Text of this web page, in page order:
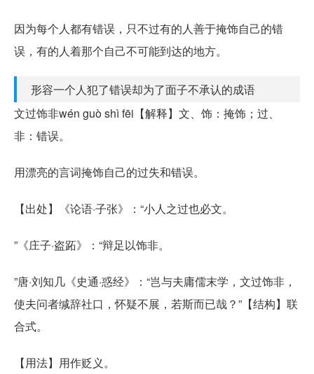
因为每个人都有错误，只不过有的人善于掩饰自己的错
误，有的人着那个自己不可能到达的地方。
形容一个人犯了错误却为了面子不承认的成语
文过饰非wén guò shì fēi【解释】文、饰：掩饰；过、
非：错误。
用漂亮的言词掩饰自己的过失和错误。
【出处】《论语·子张》：“小人之过也必文。
”《庄子·盗跖》：“辩足以饰非。
”唐·刘知几《史通·惑经》：“岂与夫庸儒末学，文过饰非，
使夫问者缄辞社口，怀疑不展，若斯而已哉？”【结构】联
合式。
【用法】用作贬义。